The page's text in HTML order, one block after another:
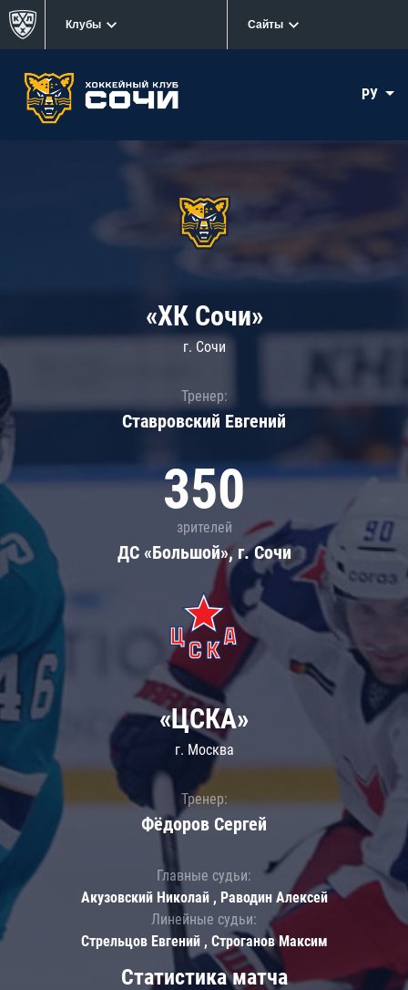
Клубы Сайты
РУ
«ХК Сочи»
г. Сочи
Тренер:
Ставровский Евгений
350
зрителей
ДС «Большой», г. Сочи
Статистика матча
«ЦСКА»
г. Москва
Тренер:
Фёдоров Сергей
Главные судьи:
Акузовский Николай , Раводин Алексей
Линейные судьи:
Стрельцов Евгений , Строганов Максим